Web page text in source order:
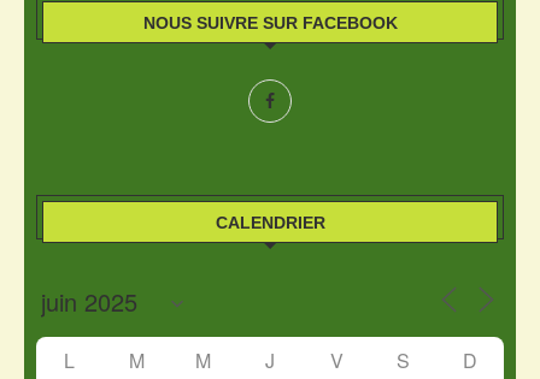
NOUS SUIVRE SUR FACEBOOK
CALENDRIER
L M M J V S D